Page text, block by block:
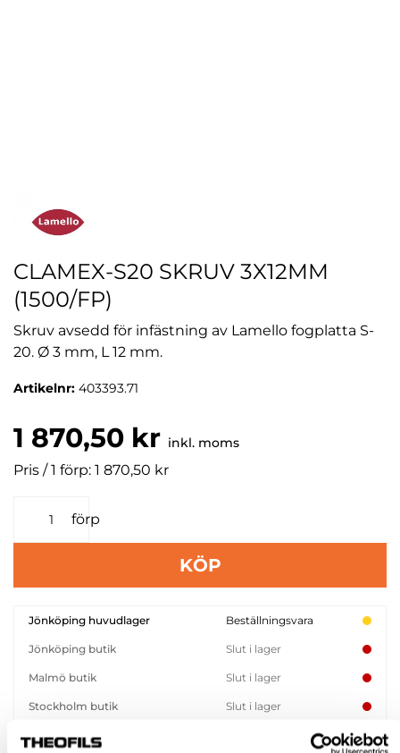
CLAMEX-S20 SKRUV 3X12MM
(1500/FP)
Skruv avsedd för infästning av Lamello fogplatta S-
20. Ø 3 mm, L 12 mm.
Artikelnr: 403393.71
1 870,50 kr inkl. moms
Pris / 1 förp: 1 870,50 kr
förp
KÖP
Jönköping huvudlager Beställningsvara
Jönköping butik Slut i lager
Malmö butik Slut i lager
Stockholm butik Slut i lager
Snabba leveranser